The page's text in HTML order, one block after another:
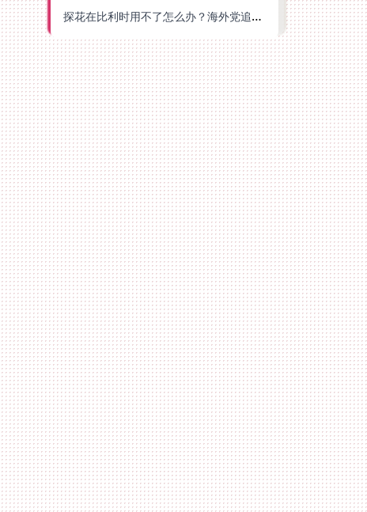
探花在比利时用不了怎么办？海外党追剧办事全攻略，选对加速器就够了